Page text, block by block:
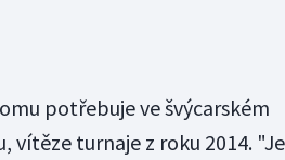
potřebuje ve švýcarském
vítěze turnaje z roku 2014. "Je